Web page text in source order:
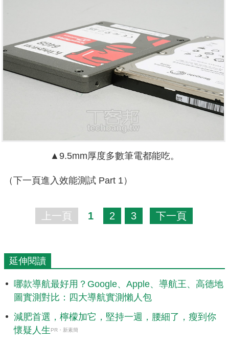
▲9.5mm厚度多數筆電都能吃。
（下一頁進入效能測試 Part 1）
上一頁 1 2 3 下一頁
延伸閱讀
哪款導航最好用？Google、Apple、導航王、高德地
圖實測對比：四大導航實測懶人包
減肥首選，檸檬加它，堅持一週，腰細了，瘦到你
懷疑人生 PR・新素簡